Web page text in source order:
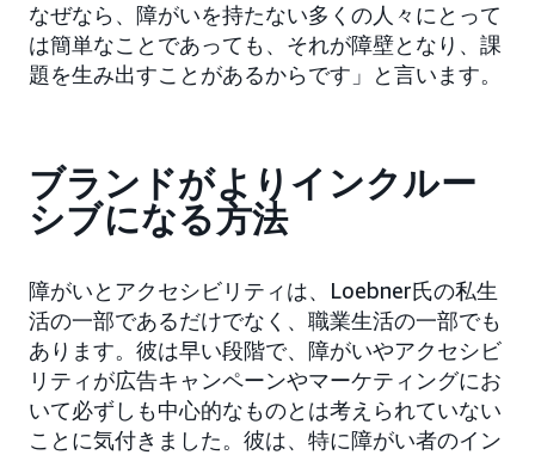
なぜなら、障がいを持たない多くの人々にとって
は簡単なことであっても、それが障壁となり、課
題を生み出すことがあるからです」と言います。
ブランドがよりインクルー
シブになる方法
障がいとアクセシビリティは、Loebner氏の私生
活の一部であるだけでなく、職業生活の一部でも
あります。彼は早い段階で、障がいやアクセシビ
リティが広告キャンペーンやマーケティングにお
いて必ずしも中心的なものとは考えられていない
ことに気付きました。彼は、特に障がい者のイン